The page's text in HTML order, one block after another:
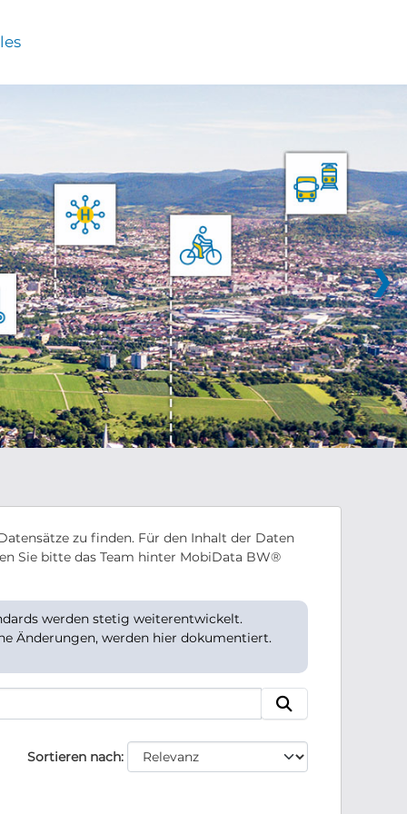
❯
zu finden. Für den Inhalt der Daten
Sie bitte das Team hinter MobiData BW®
werden stetig weiterentwickelt.
Änderungen, werden hier dokumentiert.
Sortieren nach